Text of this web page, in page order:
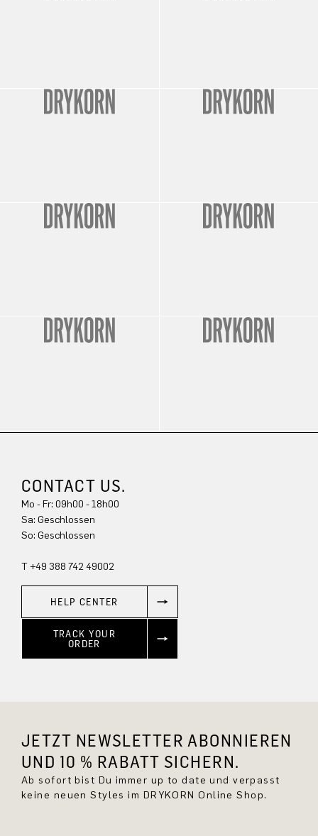
CONTACT US.
Mo - Fr: 09h00 - 18h00
Sa: Geschlossen
So: Geschlossen
T +49 388 742 49002
HELP CENTER
TRACK YOUR
ORDER
JETZT NEWSLETTER ABONNIEREN
UND 10 % RABATT SICHERN.
Ab sofort bist Du immer up to date und verpasst
keine neuen Styles im DRYKORN Online Shop.